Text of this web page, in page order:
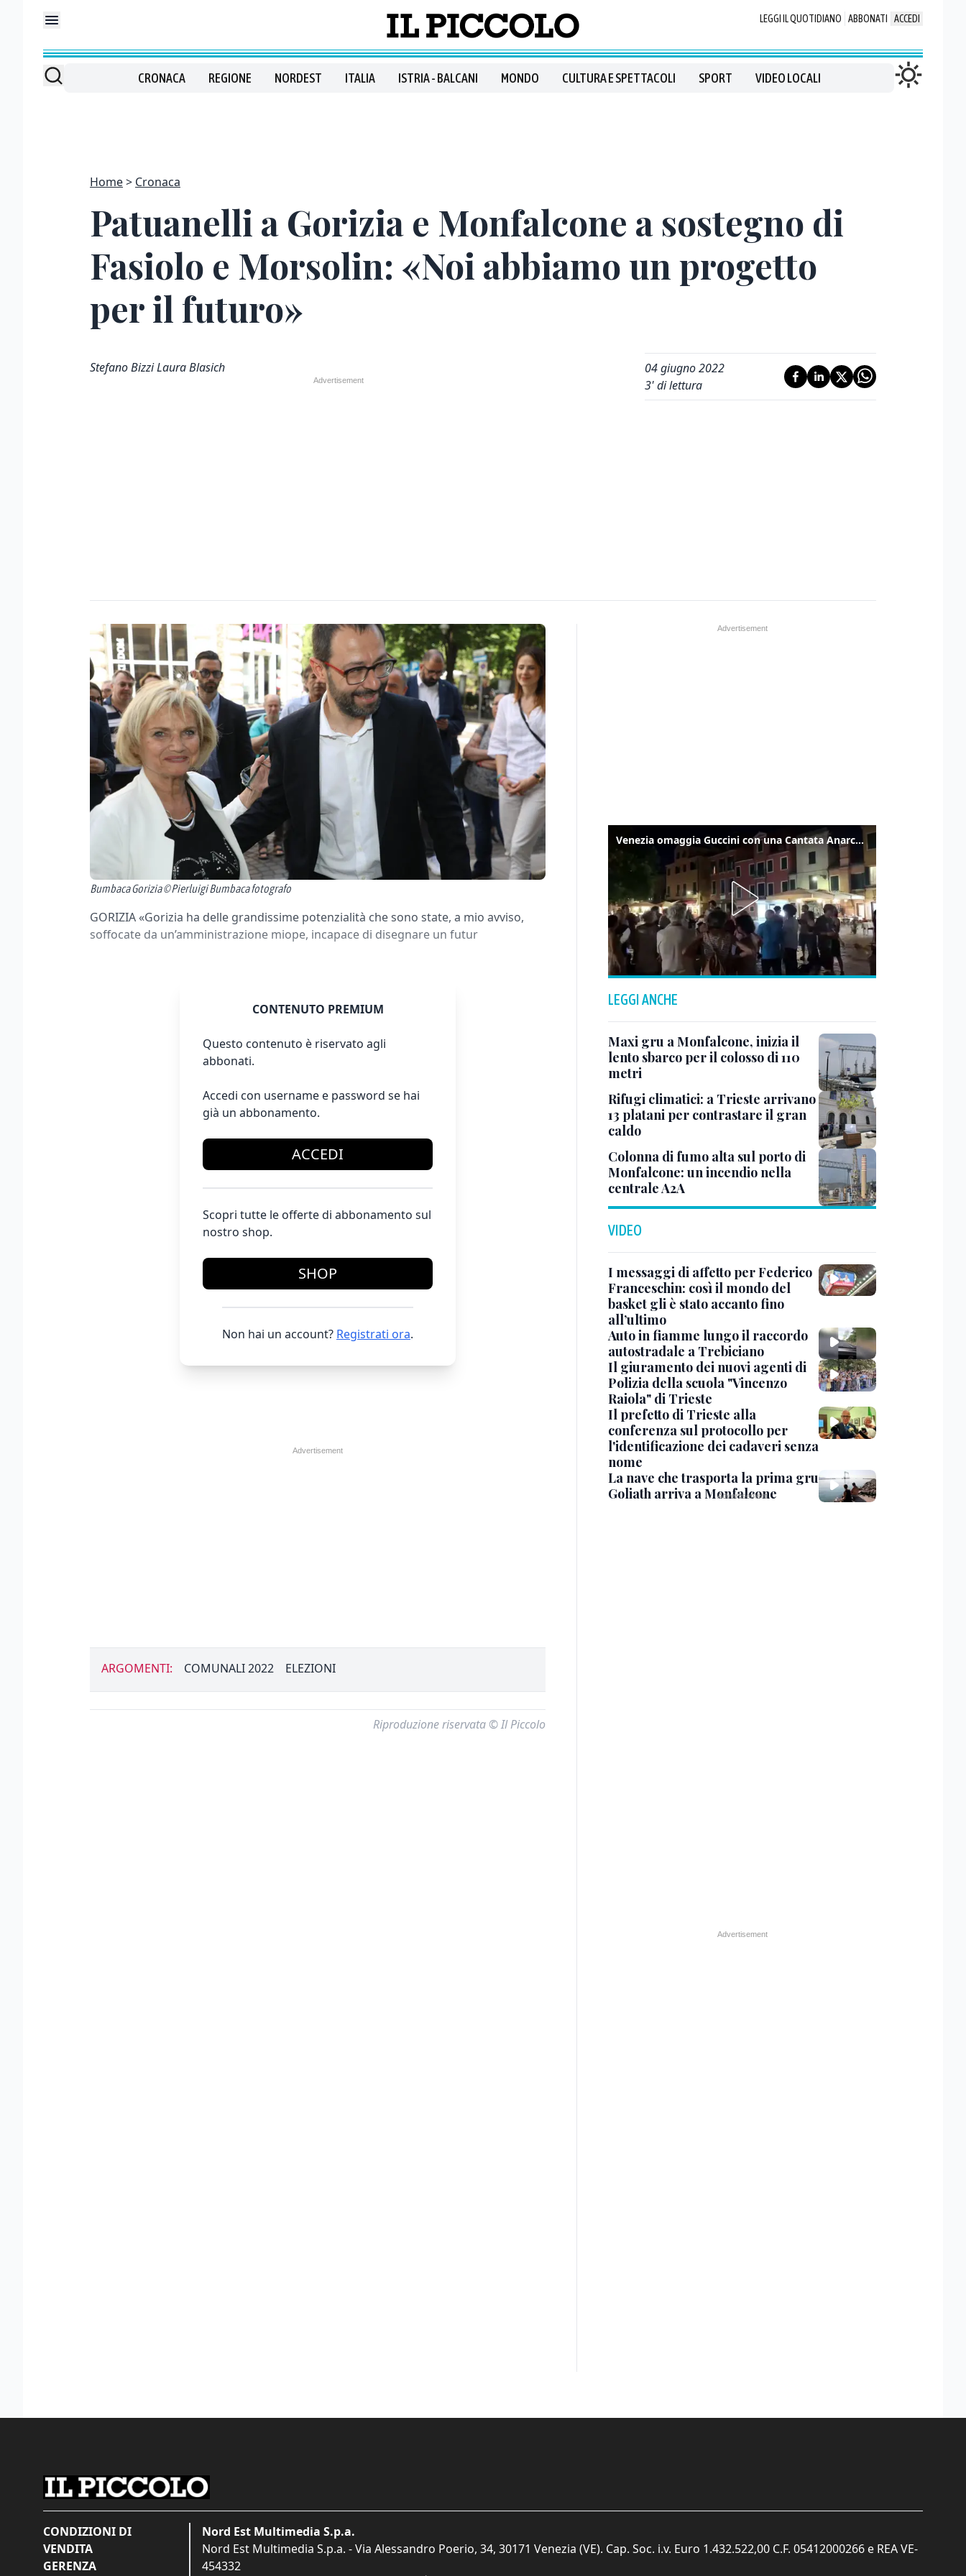
LEGGI IL QUOTIDIANO ABBONATI ACCEDI
CRONACA REGIONE NORDEST ITALIA ISTRIA - BALCANI MONDO CULTURA E SPETTACOLI SPORT VIDEO LOCALI
Home Cronaca
Patuanelli a Gorizia e Monfalcone a sostegno di
Fasiolo e Morsolin: «Noi abbiamo un progetto
per il futuro»
Stefano Bizzi Laura Blasich
04 giugno 2022
3' di lettura
Bumbaca Gorizia © Pierluigi Bumbaca fotografo
GORIZIA «Gorizia ha delle grandissime potenzialità che sono state, a mio avviso,
soffocate da un’amministrazione miope, incapace di disegnare un futur
CONTENUTO PREMIUM
Questo contenuto è riservato agli
abbonati.
Accedi con username e password se hai
già un abbonamento.
ACCEDI
Scopri tutte le offerte di abbonamento sul
nostro shop.
SHOP
Non hai un account? Registrati ora.
ARGOMENTI: COMUNALI 2022 ELEZIONI
Riproduzione riservata © Il Piccolo
Venezia omaggia Guccini con una Cantata Anarchica in campo Santa Margherita
LEGGI ANCHE
Maxi gru a Monfalcone, inizia il
lento sbarco per il colosso di 110
metri
Rifugi climatici: a Trieste arrivano
13 platani per contrastare il gran
caldo
Colonna di fumo alta sul porto di
Monfalcone: un incendio nella
centrale A2A
VIDEO
I messaggi di affetto per Federico
Franceschin: così il mondo del
basket gli è stato accanto fino
all’ultimo
Auto in fiamme lungo il raccordo
autostradale a Trebiciano
Il giuramento dei nuovi agenti di
Polizia della scuola "Vincenzo
Raiola" di Trieste
Il prefetto di Trieste alla
conferenza sul protocollo per
l'identificazione dei cadaveri senza
nome
La nave che trasporta la prima gru
Goliath arriva a Monfalcone
CONDIZIONI DI
VENDITA
GERENZA
Nord Est Multimedia S.p.a.
Nord Est Multimedia S.p.a. - Via Alessandro Poerio, 34, 30171 Venezia (VE). Cap. Soc. i.v. Euro 1.432.522,00 C.F. 05412000266 e REA VE-
454332